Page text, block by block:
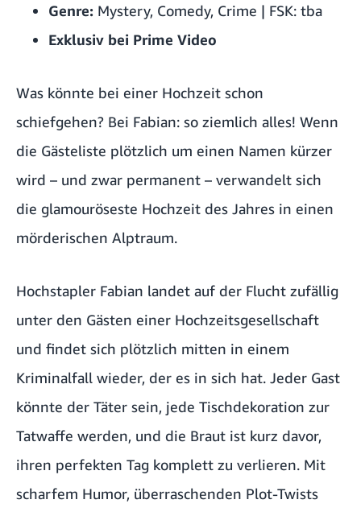
Genre: Mystery, Comedy, Crime | FSK: tba
Exklusiv bei Prime Video
Was könnte bei einer Hochzeit schon
schiefgehen? Bei Fabian: so ziemlich alles! Wenn
die Gästeliste plötzlich um einen Namen kürzer
wird – und zwar permanent – verwandelt sich
die glamouröseste Hochzeit des Jahres in einen
mörderischen Alptraum.
Hochstapler Fabian landet auf der Flucht zufällig
unter den Gästen einer Hochzeitsgesellschaft
und findet sich plötzlich mitten in einem
Kriminalfall wieder, der es in sich hat. Jeder Gast
könnte der Täter sein, jede Tischdekoration zur
Tatwaffe werden, und die Braut ist kurz davor,
ihren perfekten Tag komplett zu verlieren. Mit
scharfem Humor, überraschenden Plot-Twists